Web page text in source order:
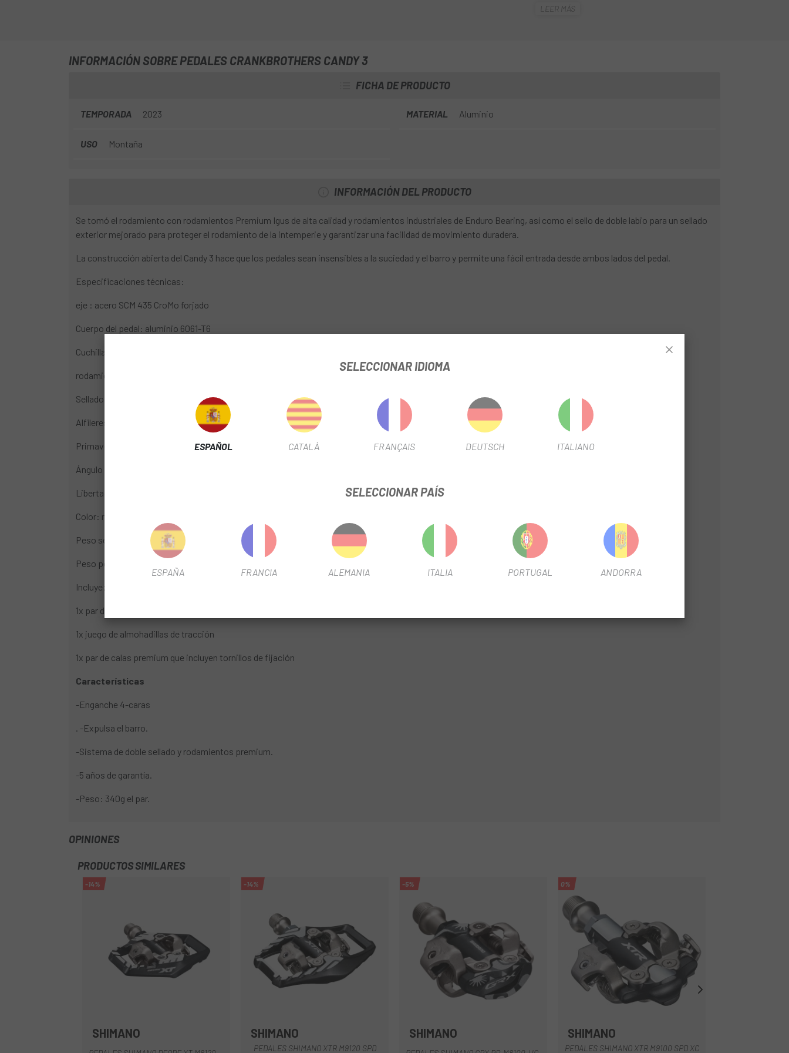
almohadillas de tracción opcionales brindan aún más agarre.
LEER MÁS
INFORMACIÓN SOBRE PEDALES CRANKBROTHERS CANDY 3
FICHA DE PRODUCTO
TEMPORADA 2023 MATERIAL Aluminio
USO Montaña
INFORMACIÓN DEL PRODUCTO
Se tomó el rodamiento con rodamientos Premium Igus de alta calidad y rodamientos industriales de Enduro Bearing, así como el sello de doble labio para un sellado
exterior mejorado para proteger el rodamiento de la intemperie y garantizar una facilidad de movimiento duradera.
La construcción abierta del Candy 3 hace que los pedales sean insensibles a la suciedad y el barro y permite una fácil entrada desde ambos lados del pedal.
Especificaciones técnicas:
eje : acero SCM 435 CroMo forjado
Cuerpo del pedal: aluminio 6061-T6
Cuchillas del pedal: acero inoxidable 17-4PH
rodamiento : Igus LL-Gleitlager / Enduro Bearings rodamientos industriales
Sellado: Doble sellado
Alfileres: ninguno
Primavera: acero inoxidable
Ángulo de liberación: 15 ° o 20 ° según el montaje de la cala
Libertad de movimiento: aprox. 6°
Color: negro (negro)
Peso según fabricante: 340g
Peso pesado: 336g
Incluye;
1x par de pedales Crankbrothers Candy 3
1x juego de almohadillas de tracción
1x par de calas premium que incluyen tornillos de fijación
Características
-Enganche 4-caras
. -Expulsa el barro.
-Sistema de doble sellado y rodamientos premium.
-5 años de garantía.
-Peso: 340g el par.
OPINIONES
PRODUCTOS SIMILARES
-14%
SHIMANO
-14%
SHIMANO
PEDALES SHIMANO XTR M9120 SPD
-5%
SHIMANO
0%
SHIMANO
PEDALES SHIMANO XTR M9100 SPD XC
SELECCIONAR IDIOMA
ESPAÑOL CATALÀ FRANÇAIS DEUTSCH ITALIANO
SELECCIONAR PAÍS
ESPAÑA FRANCIA ALEMANIA ITALIA PORTUGAL ANDORRA